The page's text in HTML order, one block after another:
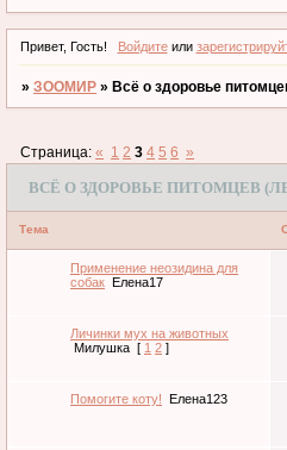
Привет, Гость! Войдитеили
»ЗООМИР » Всё о здоровье
ВСЁ О ЗДОРОВЬЕ ПИТОМЦЕВ
Страница:« 1 2 3 4 5 6 »
Тема
Применение неозидина для
собак Елена17
Личинки мух на животных
Милушка [ 1 2 ]
Помогите коту! Елена123